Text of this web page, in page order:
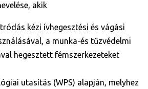
akik
kézi ívhegesztési és vágási
a munka-és tűzvédelmi
hegesztett fémszerkezeteket
utasítás (WPS) alapján, melyhez